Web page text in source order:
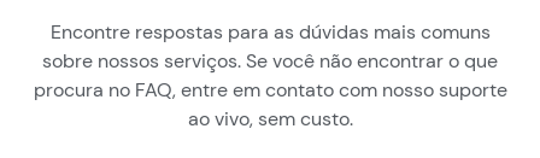
Encontre respostas para as dúvidas mais comuns
sobre nossos serviços. Se você não encontrar o que
procura no FAQ, entre em contato com nosso suporte
ao vivo, sem custo.